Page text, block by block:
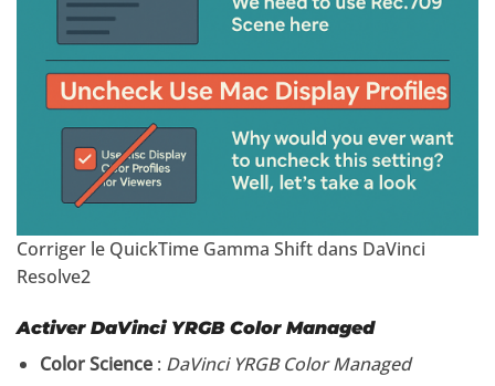
Corriger le QuickTime Gamma Shift dans DaVinci
Resolve2
Activer DaVinci YRGB Color Managed
Color Science: DaVinci YRGB Color Managed